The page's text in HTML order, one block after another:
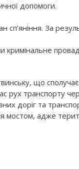
допомоги.
сп’яніння. За
кримінальне
що сполучає
рух транспорту
доріг та
мостом, адже